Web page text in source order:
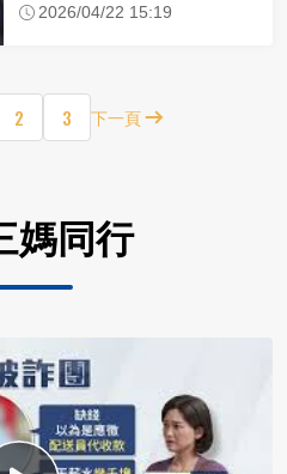
車：讓行人先過
2026/04/22 15:19
2 3 下一頁
媽同行